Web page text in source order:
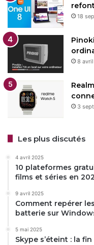
18
8
3
Les plus discutés
4 avril 2025
10 plateformes
films et séries en
9 avril 2025
Comment repérer
batterie sur
5 mai 2025
Skype s’éteint : la